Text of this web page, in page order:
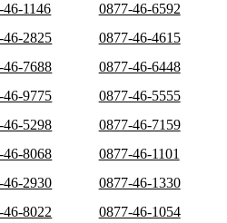
46-1146
0877-46-6592
46-2825
0877-46-4615
46-7688
0877-46-6448
46-9775
0877-46-5555
46-5298
0877-46-7159
46-8068
0877-46-1101
46-2930
0877-46-1330
46-8022
0877-46-1054